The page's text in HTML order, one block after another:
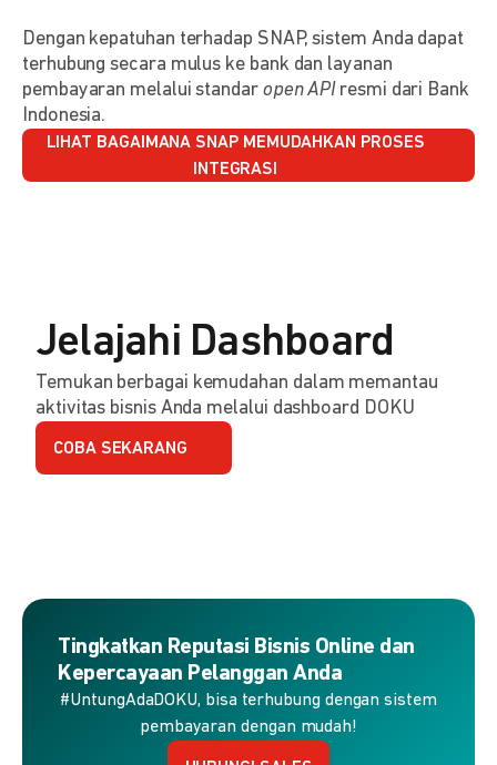
Dengan kepatuhan terhadap SNAP, sistem Anda dapat
terhubung secara mulus ke bank dan layanan
pembayaran melalui standar open APIresmi dari Bank
Indonesia.
LIHAT BAGAIMANA SNAP MEMUDAHKAN PROSES
INTEGRASI
Jelajahi Dashboard
Temukan berbagai kemudahan dalam memantau
aktivitas bisnis Anda melalui dashboard DOKU
COBA SEKARANG
Tingkatkan Reputasi Bisnis Online dan
Kepercayaan Pelanggan Anda
#UntungAdaDOKU, bisa terhubung dengan sistem
pembayaran dengan mudah!